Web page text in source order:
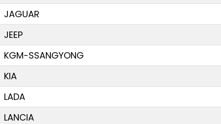
JAGUAR
JEEP
KGM-SSANGYONG
KIA
LADA
LANCIA